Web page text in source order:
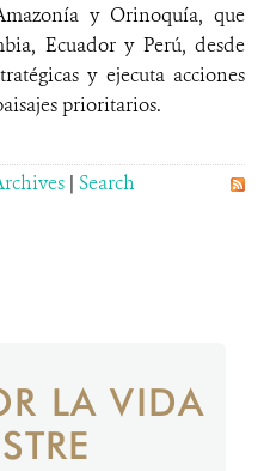
y Orinoquía, que
Ecuador y Perú, desde
y ejecuta acciones
prioritarios.
| Search
LA VIDA